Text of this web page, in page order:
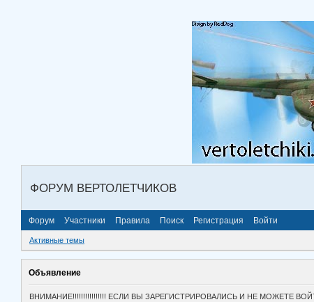
ФОРУМ ВЕРТОЛЕТЧИКОВ
Форум Участники Правила Поиск Регистрация Войти
Активные темы
Объявление
ВНИМАНИЕ!!!!!!!!!!!!!!!! ЕСЛИ ВЫ ЗАРЕГИСТРИРОВАЛИСЬ И НЕ МОЖЕТЕ